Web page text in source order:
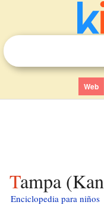
Web
Tampa
Enciclopedia para niños